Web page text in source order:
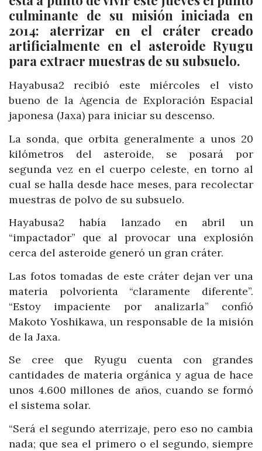
culminante de su misión iniciada en
2014: aterrizar en el cráter creado
artificialmente en el asteroide Ryugu
para extraer muestras de su subsuelo.
Hayabusa2 recibió este miércoles el visto
bueno de la Agencia de Exploración Espacial
japonesa (Jaxa) para iniciar su descenso.
La sonda, que orbita generalmente a unos 20
kilómetros del asteroide, se posará por
segunda vez en el cuerpo celeste, en torno al
cual se halla desde hace meses, para recolectar
muestras de polvo de su subsuelo.
Hayabusa2 había lanzado en abril un
“impactador” que al provocar una explosión
cerca del asteroide generó un gran cráter.
Las fotos tomadas de este cráter dejan ver una
materia polvorienta “claramente diferente”.
“Estoy impaciente por analizarla” confió
Makoto Yoshikawa, un responsable de la misión
de la Jaxa.
Se cree que Ryugu cuenta con grandes
cantidades de materia orgánica y agua de hace
unos 4.600 millones de años, cuando se formó
el sistema solar.
“Será el segundo aterrizaje, pero eso no cambia
nada; que sea el primero o el segundo, siempre